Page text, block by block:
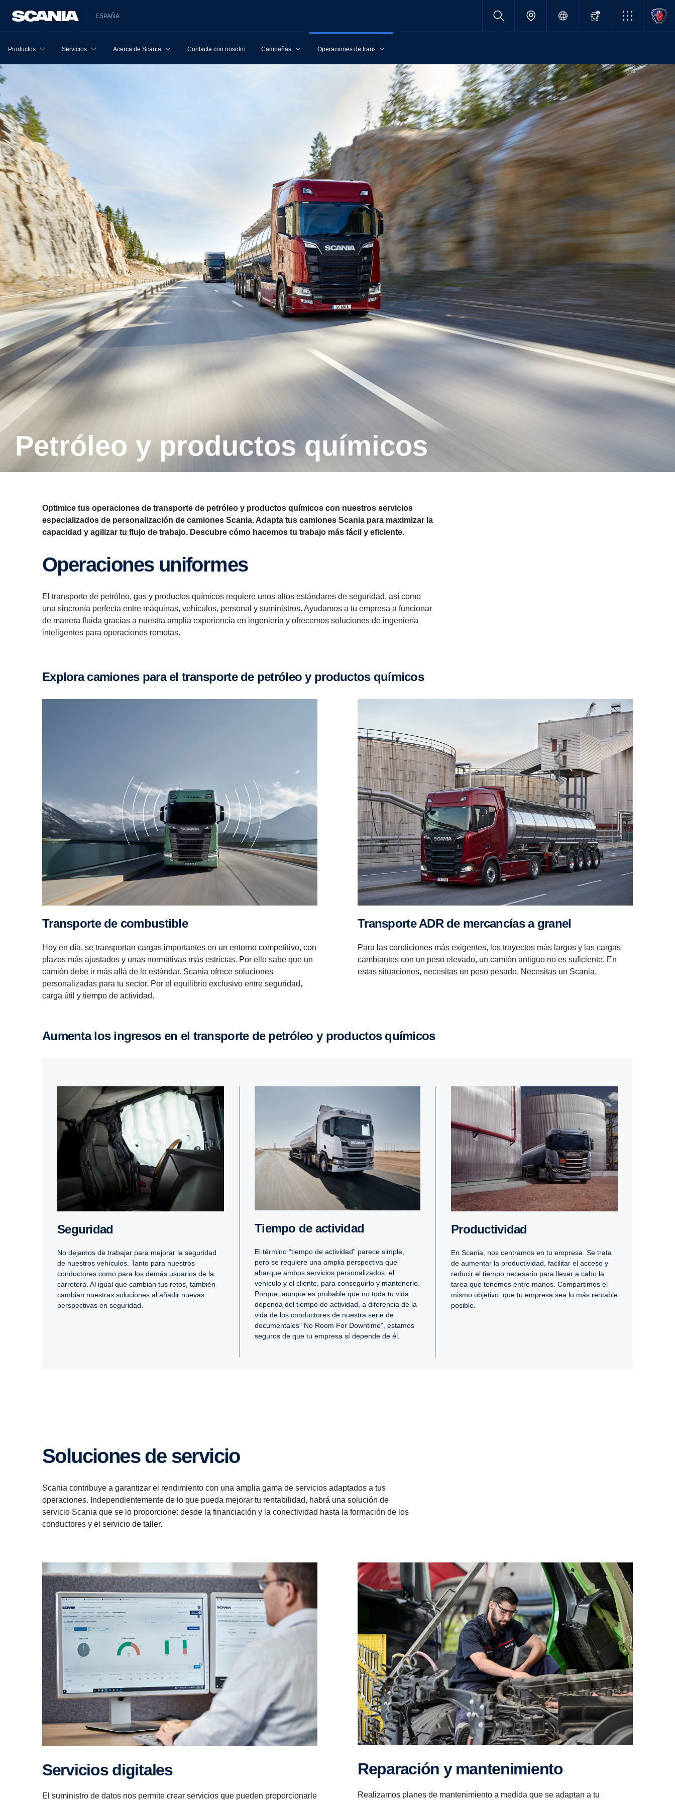
ESPAÑA
Productos Servicios Acerca de Scania Contacta con nosotros Campañas Operaciones de transporte
Petróleo y productos químicos
Optimice tus operaciones de transporte de petróleo y productos químicos con nuestros servicios
especializados de personalización de camiones Scania. Adapta tus camiones Scania para maximizar la
capacidad y agilizar tu flujo de trabajo. Descubre cómo hacemos tu trabajo más fácil y eficiente.
Opera­ciones uniformes
El transporte de petróleo, gas y productos químicos requiere unos altos estándares de seguridad, así como
una sincronía perfecta entre máquinas, vehículos, personal y suministros. Ayudamos a tu empresa a funcionar
de manera fluida gracias a nuestra amplia experiencia en ingeniería y ofrecemos soluciones de ingeniería
inteligentes para operaciones remotas.
Explora camiones para el trans­porte de petróleo y productos químicos
Trans­porte de combus­tible
Hoy en día, se transportan cargas importantes en un entorno competitivo, con
plazos más ajustados y unas normativas más estrictas. Por ello sabe que un
camión debe ir más allá de lo estándar. Scania ofrece soluciones
personalizadas para tu sector. Por el equilibrio exclusivo entre seguridad,
carga útil y tiempo de actividad.
Trans­porte ADR de mercan­cías a granel
Para las condiciones más exigentes, los trayectos más largos y las cargas
cambiantes con un peso elevado, un camión antiguo no es suficiente. En
estas situaciones, necesitas un peso pesado. Necesitas un Scania.
Aumenta los ingresos en el trans­porte de petróleo y productos químicos
Seguridad
No dejamos de trabajar para mejorar la seguridad
de nuestros vehículos. Tanto para nuestros
conductores como para los demás usuarios de la
carretera. Al igual que cambian tus retos, también
cambian nuestras soluciones al añadir nuevas
perspectivas en seguridad.
Tiempo de actividad
El término “tiempo de actividad” parece simple,
pero se requiere una amplia perspectiva que
abarque ambos servicios personalizados, el
vehículo y el cliente, para conseguirlo y mantenerlo.
Porque, aunque es probable que no toda tu vida
dependa del tiempo de actividad, a diferencia de la
vida de los conductores de nuestra serie de
documentales “No Room For Downtime”, estamos
seguros de que tu empresa sí depende de él.
Produc­ti­vidad
En Scania, nos centramos en tu empresa. Se trata
de aumentar la productividad, facilitar el acceso y
reducir el tiempo necesario para llevar a cabo la
tarea que tenemos entre manos. Compartimos el
mismo objetivo: que tu empresa sea lo más rentable
posible.
Soluciones de servicio
Scania contribuye a garantizar el rendimiento con una amplia gama de servicios adaptados a tus
operaciones. Independientemente de lo que pueda mejorar tu rentabilidad, habrá una solución de
servicio Scania que se lo proporcione: desde la financiación y la conectividad hasta la formación de los
conductores y el servicio de taller.
Servi­cios digitales
El suministro de datos nos permite crear servicios que pueden proporcionarle
Repara­ción y mante­ni­miento
Realizamos planes de mantenimiento a medida que se adaptan a tu